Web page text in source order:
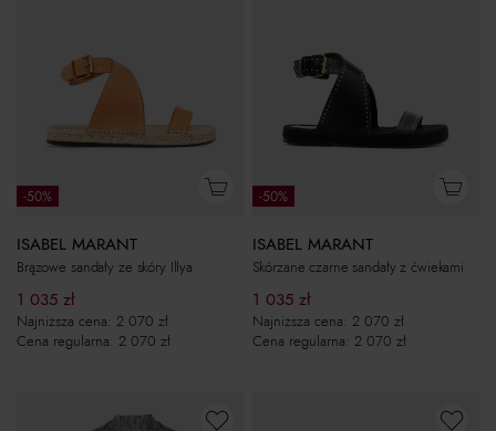
-50%
ISABEL MARANT
Brązowe sandały ze skóry Illya
1 035 zł
Najniższa cena: 2 070 zł
Cena regularna: 2 070 zł
-50%
ISABEL MARANT
Skórzane czarne sandały z ćwiekami
1 035 zł
Najniższa cena: 2 070 zł
Cena regularna: 2 070 zł